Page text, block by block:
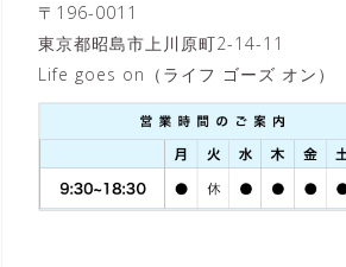
〒196-0011
東京都昭島市上川原町2-14-11
Life goes on（ライフ ゴーズ オン）